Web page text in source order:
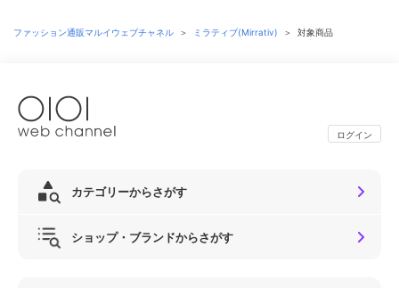
ファッション通販マルイウェブチャネル ＞ ミラティブ(Mirrativ) ＞ 対象商品
ログイン
カテゴリーからさがす
ショップ・ブランドからさがす